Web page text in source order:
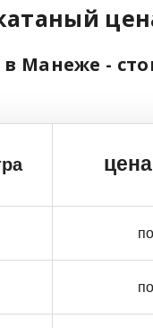
Манеже -